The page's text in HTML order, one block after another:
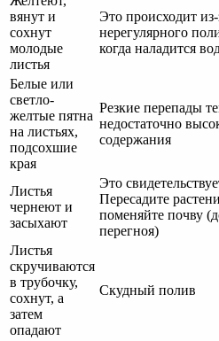
вянут и
сохнут
молодые
листья
Это происходит
нерегулярного
когда наладится
Белые или
светло-
желтые пятна
на листьях,
подсохшие
края
Резкие перепады
недостаточно
содержания
Листья
чернеют и
засыхают
Это
Пересадите
поменяйте почву
перегноя)
Листья
скручиваются
в трубочку,
сохнут, а
затем
опадают
Скудный полив